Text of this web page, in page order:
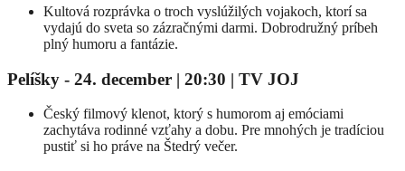
Kultová rozprávka o troch vyslúžilých vojakoch, ktorí sa
vydajú do sveta so zázračnými darmi. Dobrodružný príbeh
plný humoru a fantázie.
Pelíšky - 24. december | 20:30 | TV JOJ
Český filmový klenot, ktorý s humorom aj emóciami
zachytáva rodinné vzťahy a dobu. Pre mnohých je tradíciou
pustiť si ho práve na Štedrý večer.